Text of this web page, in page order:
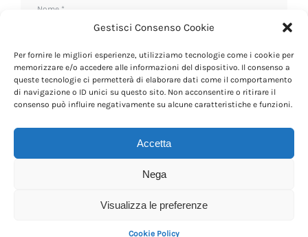
Gestisci Consenso Cookie
Per fornire le migliori esperienze, utilizziamo tecnologie come i cookie per
memorizzare e/o accedere alle informazioni del dispositivo. Il consenso a
queste tecnologie ci permetterà di elaborare dati come il comportamento
di navigazione o ID unici su questo sito. Non acconsentire o ritirare il
consenso può influire negativamente su alcune caratteristiche e funzioni.
Accetta
Nega
Visualizza le preferenze
Cookie Policy
Nome *
Email*